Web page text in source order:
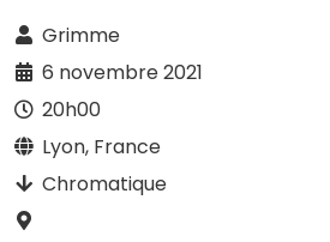
Grimme
6 novembre 2021
20h00
Lyon, France
Chromatique